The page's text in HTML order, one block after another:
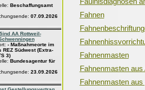
Beschaffungsamt
07.09.2026
AA Rottweil-
- Maßnahmeorte im
REZ Südwest (Extra-
3)
Bundesagentur für
23.09.2026
Fahnen
Fahnenmasten
Fahnenmasten aus
Fahnenmasten